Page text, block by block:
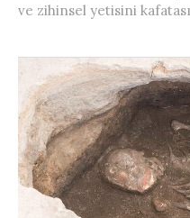
ve zihinsel yetisini